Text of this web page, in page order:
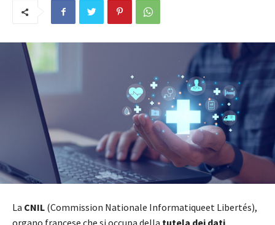
La CNIL (Commission Nationale Informatiqueet Libertés),
organo francese che si occupa della tutela dei dati